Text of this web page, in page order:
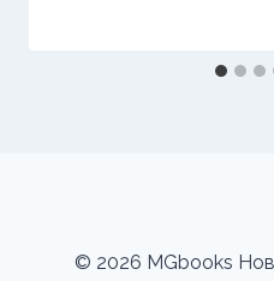
© 2026 MGbooks